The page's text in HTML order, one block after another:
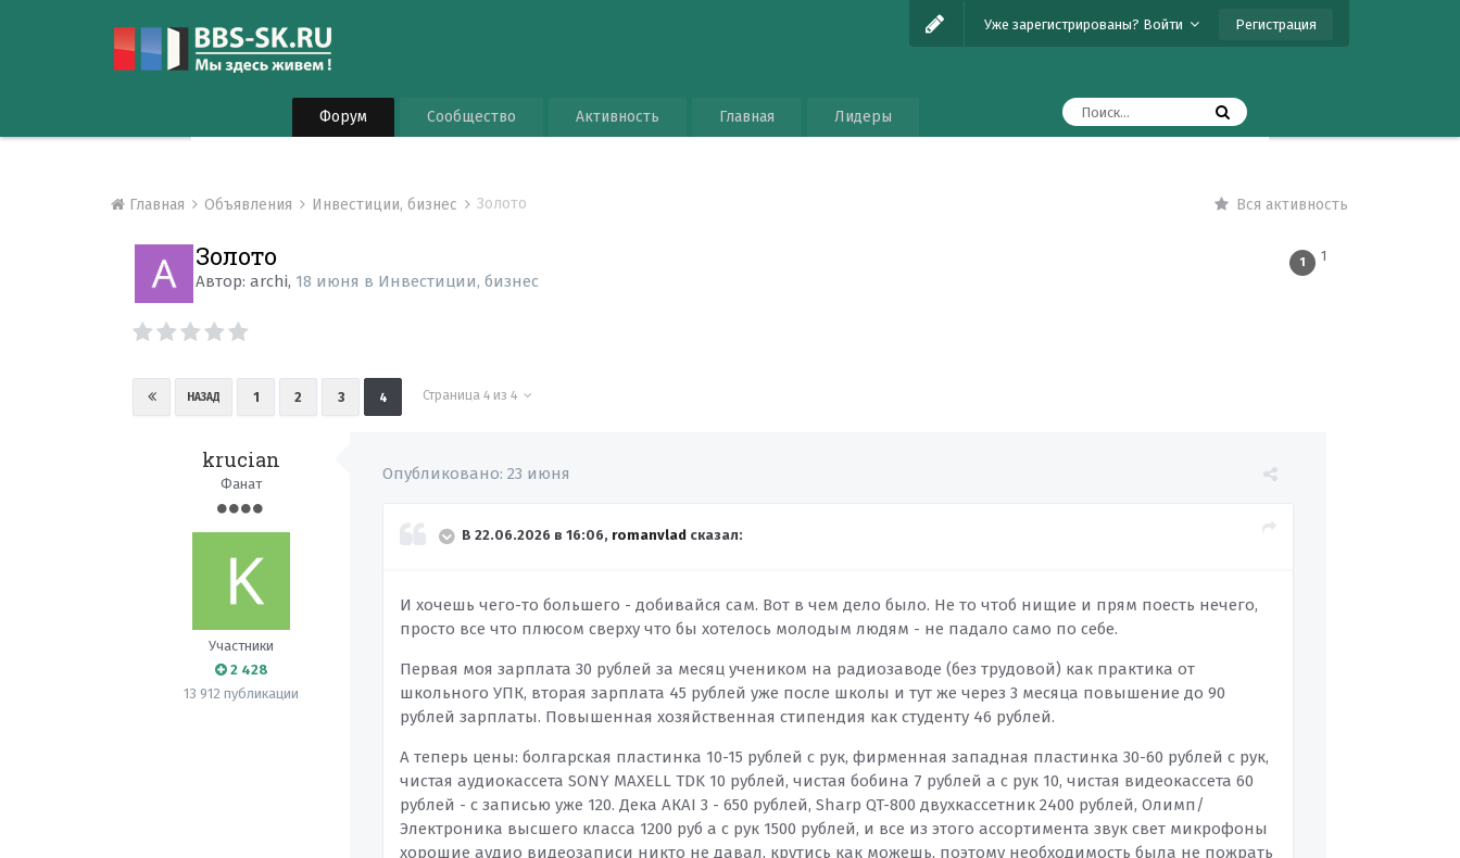
Уже зарегистрированы? Войти Регистрация
Форум Сообщество Активность Главная Лидеры
Вся активность
Главная Объявления Инвестиции, бизнес Золото
1
1
Золото
Автор:archi, 18 июня в Инвестиции, бизнес
НАЗАД 1 2 3 4 Страница 4 из 4
krucian
Фанат
Участники
2 428
13 912 публикации
Опубликовано:23 июня
В 22.06.2026 в 16:06, romanvlad сказал:
И хочешь чего-то большего - добивайся сам. Вот в чем дело было. Не то чтоб нищие и прям поесть нечего,
просто все что плюсом сверху что бы хотелось молодым людям - не падало само по себе.
Первая моя зарплата 30 рублей за месяц учеником на радиозаводе (без трудовой) как практика от
школьного УПК, вторая зарплата 45 рублей уже после школы и тут же через 3 месяца повышение до 90
рублей зарплаты. Повышенная хозяйственная стипендия как студенту 46 рублей.
А теперь цены: болгарская пластинка 10-15 рублей с рук, фирменная западная пластинка 30-60 рублей с рук,
чистая аудиокассета SONY MAXELL TDK 10 рублей, чистая бобина 7 рублей а с рук 10, чистая видеокассета 60
рублей - с записью уже 120. Дека АКАI 3 - 650 рублей, Sharp QT-800 двухкассетник 2400 рублей, Олимп/
Электроника высшего класса 1200 руб а с рук 1500 рублей, и все из этого ассортимента звук свет микрофоны
хорошие аудио видеозаписи никто не давал, крутись как можешь, поэтому необходимость была не пожрать